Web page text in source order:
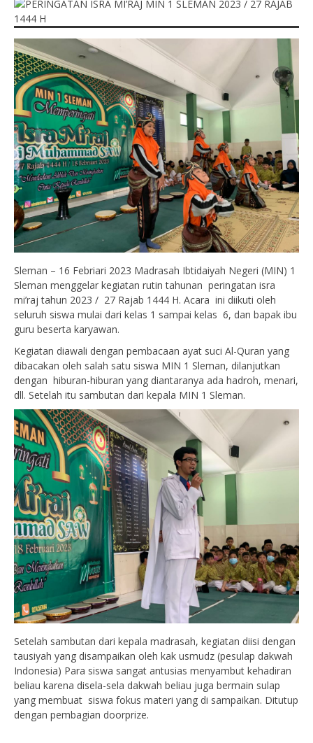
Sleman – 16 Febriari 2023 Madrasah Ibtidaiyah Negeri (MIN) 1
Sleman menggelar kegiatan rutin tahunan peringatan isra
mi’raj tahun 2023 / 27 Rajab 1444 H. Acara ini diikuti oleh
seluruh siswa mulai dari kelas 1 sampai kelas 6, dan bapak ibu
guru beserta karyawan.
Kegiatan diawali dengan pembacaan ayat suci Al-Quran yang
dibacakan oleh salah satu siswa MIN 1 Sleman, dilanjutkan
dengan hiburan-hiburan yang diantaranya ada hadroh, menari,
dll. Setelah itu sambutan dari kepala MIN 1 Sleman.
Setelah sambutan dari kepala madrasah, kegiatan diisi dengan
tausiyah yang disampaikan oleh kak usmudz (pesulap dakwah
Indonesia) Para siswa sangat antusias menyambut kehadiran
beliau karena disela-sela dakwah beliau juga bermain sulap
yang membuat siswa fokus materi yang di sampaikan. Ditutup
dengan pembagian doorprize.